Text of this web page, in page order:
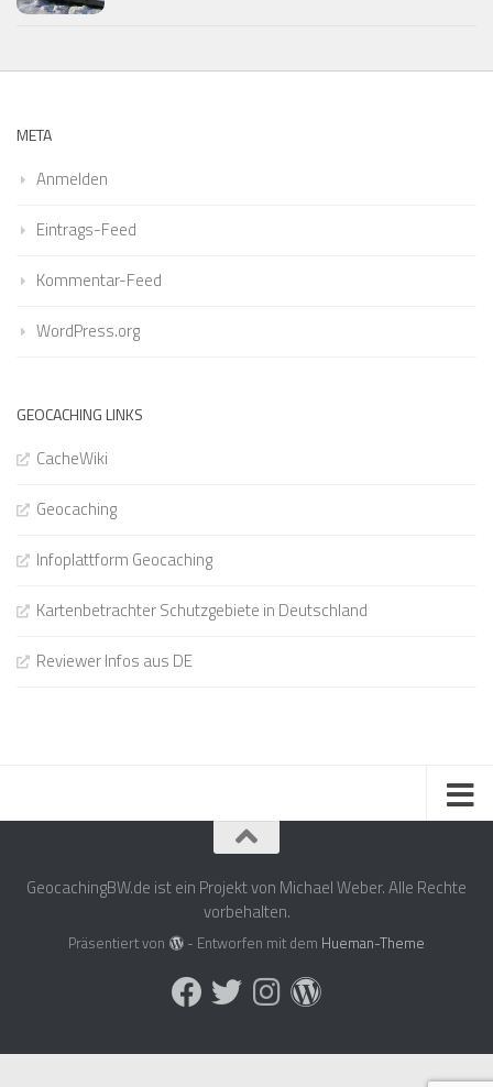
META
Anmelden
Eintrags-Feed
Kommentar-Feed
WordPress.org
GEOCACHING LINKS
CacheWiki
Geocaching
Infoplattform Geocaching
Kartenbetrachter Schutzgebiete in Deutschland
Reviewer Infos aus DE
GeocachingBW.de ist ein Projekt von Michael Weber. Alle Rechte
vorbehalten.
Präsentiert von - Entworfen mit dem Hueman-Theme